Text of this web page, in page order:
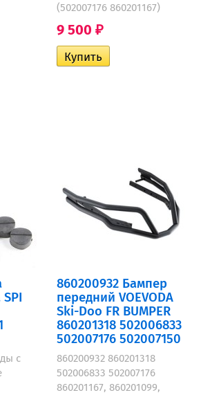
(502007176 860201167)
9 500 ₽
с
860200932 Бампер
передний VOEVODA
Ski-Doo FR BUMPER
860201318 502006833
502007176 502007150
860200932 860201318
502006833 502007176
860201167, 860201099,